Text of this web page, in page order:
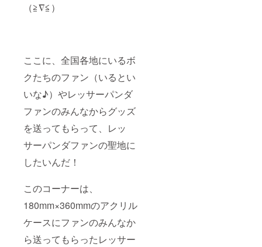
（≧∇≦）
ここに、全国各地にいるボ
クたちのファン（いるとい
いな♪）やレッサーパンダ
ファンのみんなからグッズ
を送ってもらって、レッ
サーパンダファンの聖地に
したいんだ！
このコーナーは、
180mm×360mmのアクリル
ケースにファンのみんなか
ら送ってもらったレッサー